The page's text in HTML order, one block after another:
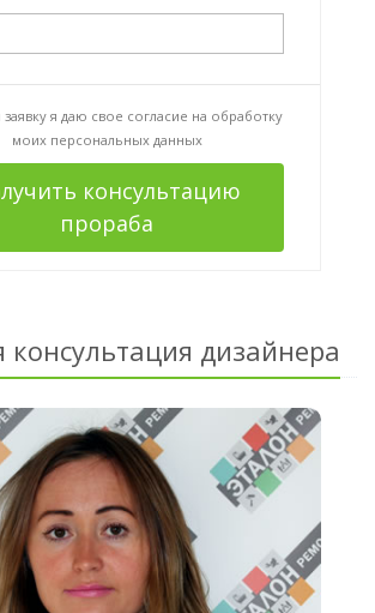
заявку я даю свое согласие на обработку
моих персональных данных
консультацию
прораба
консультация дизайнера